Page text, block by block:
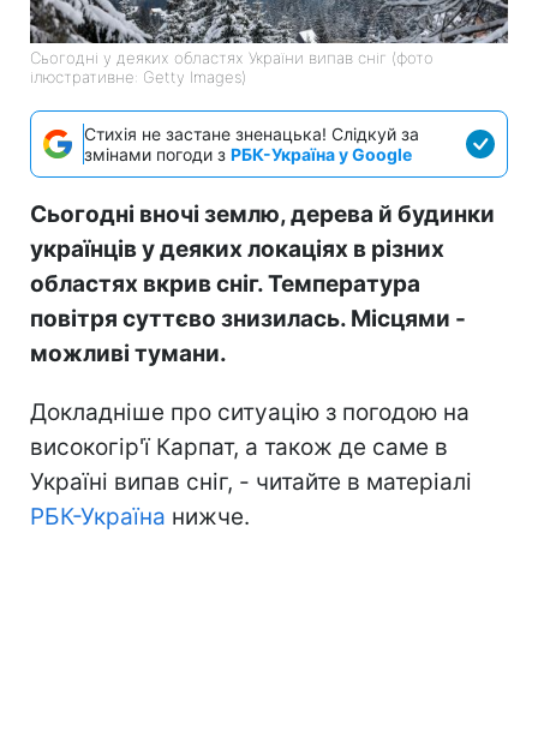
Сьогодні у деяких областях України випав сніг (фото
ілюстративне: Getty Images)
Стихія не застане зненацька! Слідкуй за
змінами погоди з РБК-Україна у Google
Сьогодні вночі землю, дерева й будинки
українців у деяких локаціях в різних
областях вкрив сніг. Температура
повітря суттєво знизилась. Місцями -
можливі тумани.
Докладніше про ситуацію з погодою на
високогір'ї Карпат, а також де саме в
Україні випав сніг, - читайте в матеріалі
РБК-Україна нижче.